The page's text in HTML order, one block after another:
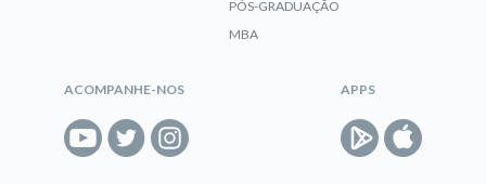
PÓS-GRADUAÇÃO
MBA
ACOMPANHE-NOS APPS